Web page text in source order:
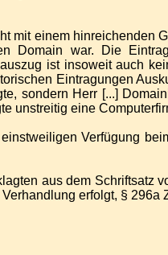
einem hinreichenden
Domain war. Die
ist insoweit auch
Eintragungen
sondern Herr [...]
unstreitig eine
Verfügung
aus dem Schriftsatz
erfolgt, § 296a